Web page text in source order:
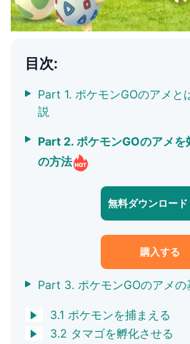
目次:
Part 1. ポケモンGOのアメと
説
Part 2. ポケモンGOのアメを
の方法
無料ダウンロード
購入する
Part 3. ポケモンGOのアメの
3.1 ポケモンを捕まえる
3.2 タマゴを孵化させる